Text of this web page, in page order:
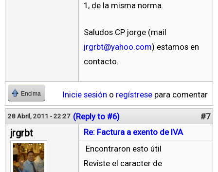
1, de la misma norma.
Saludos CP jorge (mail
jrgrbt@yahoo.com) estamos en
contacto.
Encima Inicie sesión o regístrese para comentar
28 Abril, 2011 - 22:27 (Reply to #6) #7
jrgrbt
Re: Factura a exento de IVA
Encontraron esto útil
Reviste el caracter de